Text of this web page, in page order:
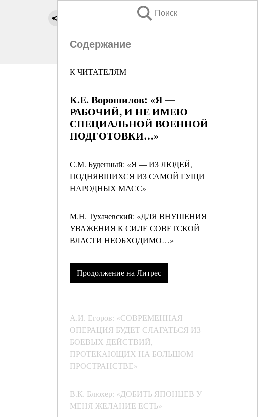
Поиск
Содержание
К ЧИТАТЕЛЯМ
К.Е. Ворошилов: «Я —
РАБОЧИЙ, И НЕ ИМЕЮ
СПЕЦИАЛЬНОЙ ВОЕННОЙ
ПОДГОТОВКИ…»
С.М. Буденный: «Я — ИЗ ЛЮДЕЙ,
ПОДНЯВШИХСЯ ИЗ САМОЙ ГУЩИ
НАРОДНЫХ МАСС»
М.Н. Тухачевский: «ДЛЯ ВНУШЕНИЯ
УВАЖЕНИЯ К СИЛЕ СОВЕТСКОЙ
ВЛАСТИ НЕОБХОДИМО…»
Продолжение на Литрес
А.И. Егоров: «СОВРЕМЕННАЯ
ОПЕРАЦИЯ БУДЕТ СЛАГАТЬСЯ ИЗ
БОЕВЫХ ДЕЙСТВИЙ,
ПРОТЕКАЮЩИХ НА БОЛЬШОМ
ПРОСТРАНСТВЕ»
В.К. Блюхер: «ДОБИТЬ ЯПОНЦЕВ У
МЕНЯ ЖЕЛАНИЕ ЕСТЬ»